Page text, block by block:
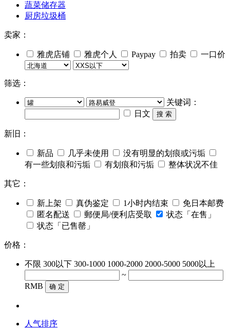
蔬菜储存器
厨房垃圾桶
卖家：
雅虎店铺 雅虎个人 Paypay 拍卖 一口价
筛选：
关键词：
日文
搜 索
新旧：
新品 几乎未使用
没有明显的划痕或污垢
有一些划痕和污垢
有划痕和污垢 整体状况不佳
其它：
新上架 真伪鉴定 1小时内结束
免日本邮费
匿名配送
郵便局/便利店受取
状态「在售」
状态「已售罄」
价格：
不限 300以下 300-1000 1000-2000 2000-5000 5000以上
~
RMB
确 定
人气排序